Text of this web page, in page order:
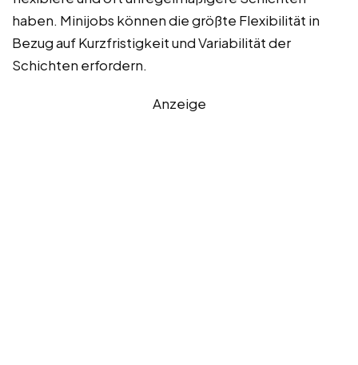
haben. Minijobs können die größte Flexibilität in
Bezug auf Kurzfristigkeit und Variabilität der
Schichten erfordern.
Anzeige